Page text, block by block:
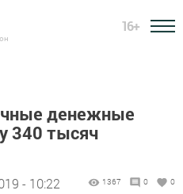
16+
денежные
340 тысяч
- 10:22 1367 0 0